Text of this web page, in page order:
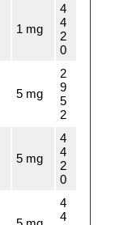
1 mg
4
4
2
0
5 mg
2
9
5
2
5 mg
4
4
2
0
4
4